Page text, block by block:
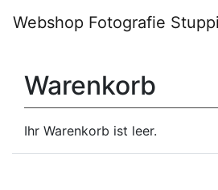
Webshop Fotografie
Warenkorb
Ihr Warenkorb ist leer.